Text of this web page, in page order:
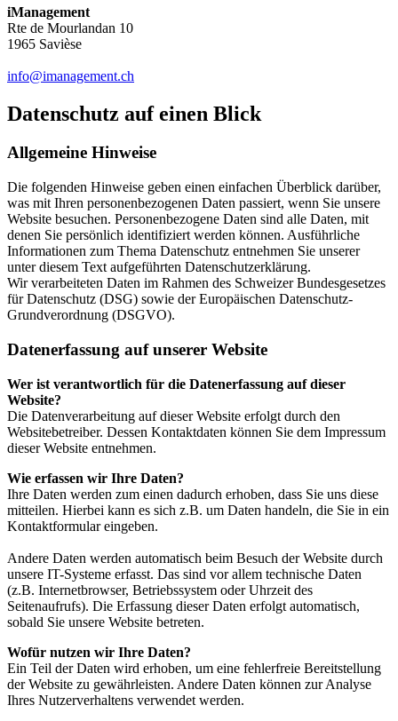
iManagement
Rte de Mourlandan 10
1965 Savièse
info@imanagement.ch
Datenschutz auf einen Blick
Allgemeine Hinweise
Die folgenden Hinweise geben einen einfachen Überblick darüber,
was mit Ihren personenbezogenen Daten passiert, wenn Sie unsere
Website besuchen. Personenbezogene Daten sind alle Daten, mit
denen Sie persönlich identifiziert werden können. Ausführliche
Informationen zum Thema Datenschutz entnehmen Sie unserer
unter diesem Text aufgeführten Datenschutzerklärung.
Wir verarbeiteten Daten im Rahmen des Schweizer Bundesgesetzes
für Datenschutz (DSG) sowie der Europäischen Datenschutz-
Grundverordnung (DSGVO).
Datenerfassung auf unserer Website
Wer ist verantwortlich für die Datenerfassung auf dieser
Website?
Die Datenverarbeitung auf dieser Website erfolgt durch den
Websitebetreiber. Dessen Kontaktdaten können Sie dem Impressum
dieser Website entnehmen.
Wie erfassen wir Ihre Daten?
Ihre Daten werden zum einen dadurch erhoben, dass Sie uns diese
mitteilen. Hierbei kann es sich z.B. um Daten handeln, die Sie in ein
Kontaktformular eingeben.
Andere Daten werden automatisch beim Besuch der Website durch
unsere IT-Systeme erfasst. Das sind vor allem technische Daten
(z.B. Internetbrowser, Betriebssystem oder Uhrzeit des
Seitenaufrufs). Die Erfassung dieser Daten erfolgt automatisch,
sobald Sie unsere Website betreten.
Wofür nutzen wir Ihre Daten?
Ein Teil der Daten wird erhoben, um eine fehlerfreie Bereitstellung
der Website zu gewährleisten. Andere Daten können zur Analyse
Ihres Nutzerverhaltens verwendet werden.